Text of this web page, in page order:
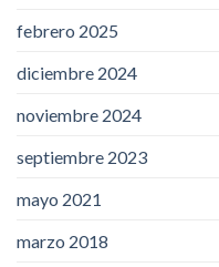
febrero 2025
diciembre 2024
noviembre 2024
septiembre 2023
mayo 2021
marzo 2018